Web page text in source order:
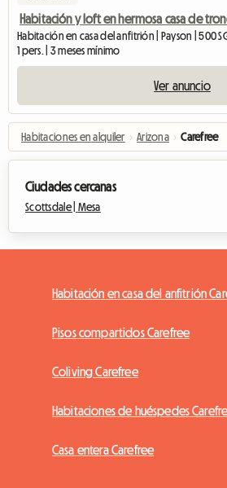
Habitación y loft en hermosa casa de
Habitación en casa del anfitrión | Payson | 500
1 pers. | 3 meses mínimo
Ver anuncio
Habitaciones en alquiler › Arizona › Carefree
Ciudades cercanas
Scottsdale | Mesa
Habitación en casa del anfitrión
Pisos compartidos Carefree
Coliving Carefree
Habitaciones de huéspedes
Casa entera Carefree